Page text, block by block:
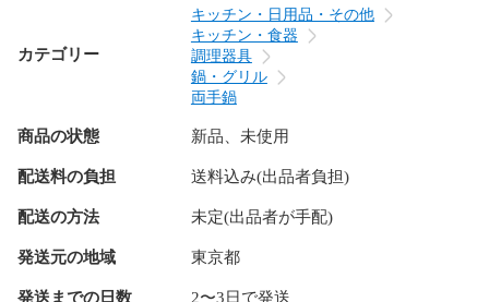
無理なく継続して鉄分を補給できる、特別な鉄鍋を開発しま
した。
１）補給可能な鉄分量が40倍
ことが分かりました。（一般的なガラス鍋は1.0mg）
お味噌汁1杯分にすると約9.7mg、これは鉄分が不足する月経
時における1日の摂取推奨量の90%以上に当たります。
鍋肌に油がしっとりなじみ、余分な「油分」「水分」が食材
カテゴリー
キッチン・日用品・その他
キッチン・食器
調理器具
鍋・グリル
両手鍋
商品の状態 新品、未使用
配送料の負担 送料込み(出品者負担)
配送の方法 未定(出品者が手配)
発送元の地域 東京都
発送までの日数 2〜3日で発送